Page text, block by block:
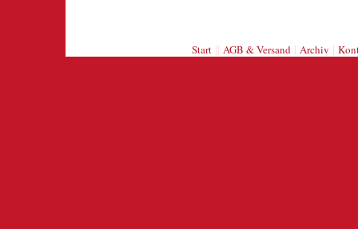
Start|| AGB & Versand| Archiv |